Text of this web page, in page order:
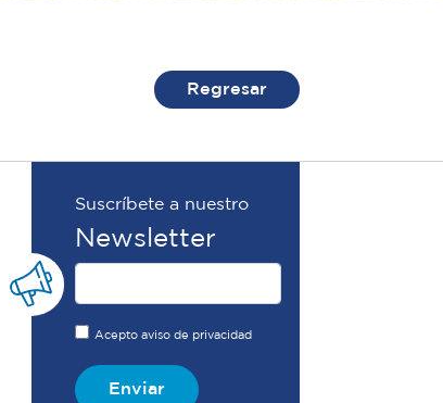
Regresar
Suscríbete a nuestro
Newsletter
Acepto aviso de privacidad
Enviar